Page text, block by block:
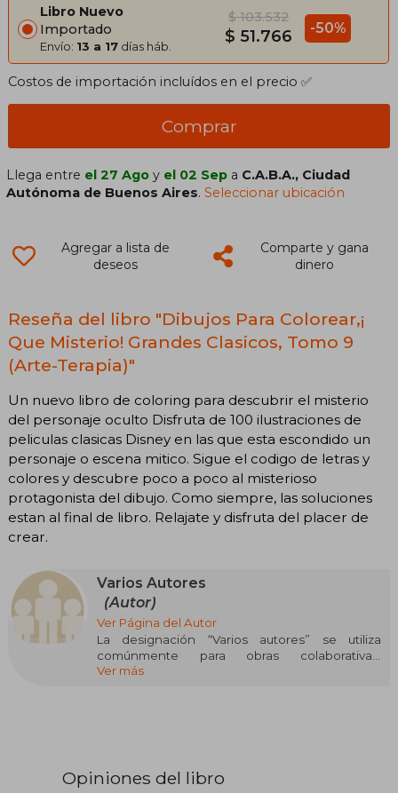
Libro Nuevo
Importado
Envío: 13 a 17 días háb.
$ 103.532
$ 51.766 -50%
Costos de importación incluídos en el precio ✅
Comprar
Llega entre el 27 Ago y el 02 Sep a C.A.B.A., Ciudad
Autónoma de Buenos Aires.Seleccionar ubicación
Agregar a lista de
deseos
Comparte y gana
dinero
Reseña del libro "Dibujos Para Colorear,¡
Que Misterio! Grandes Clasicos, Tomo 9
(Arte-Terapia)"
Un nuevo libro de coloring para descubrir el misterio
del personaje oculto Disfruta de 100 ilustraciones de
peliculas clasicas Disney en las que esta escondido un
personaje o escena mitico. Sigue el codigo de letras y
colores y descubre poco a poco al misterioso
protagonista del dibujo. Como siempre, las soluciones
estan al final de libro. Relajate y disfruta del placer de
crear.
Varios Autores
(Autor)
Ver Página del Autor
La designación “Varios autores” se utiliza
comúnmente para obras colaborativas,
antologías o proyectos editoriales en los que
autoría compartida puede variar desde libros de
Ver más
Opiniones del libro